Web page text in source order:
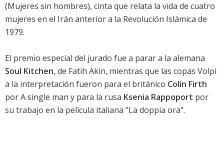
(Mujeres sin hombres), cinta que relata la vida de cuatro
mujeres en el Irán anterior a la Revolución Islámica de
1979.
El premio especial del jurado fue a parar a la alemana
Soul Kitchen, de Fatih Akin, mientras que las copas Volpi
a la interpretación fueron para el británico Colin Firth
porA single man y para la rusa Ksenia Rappoport por
su trabajo en la película italiana "La doppia ora".